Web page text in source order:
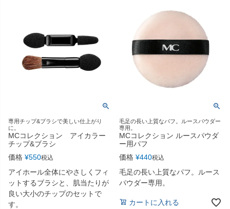
専用チップ&ブラシで美しい仕上がり
に。
MCコレクション アイカラー
チップ&ブラシ
価格 ¥550税込
アイホール全体にやさしくフィ
ットするブラシと、肌当たりが
良い大小のチップのセットで
す。
毛足の長い上質なパフ。ルースパウダー
専用。
MCコレクション ルースパウダ
ー用パフ
価格 ¥440税込
毛足の長い上質なパフ。ルース
パウダー専用。
カートに入れる